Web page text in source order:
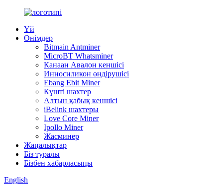
Үй
Өнімдер
Bitmain Antminer
MicroBT Whatsminer
Канаан Авалон кеншісі
Инносиликон өндірушісі
Ebang Ebit Miner
Күшті шахтер
Алтын қабық кеншісі
iBelink шахтеры
Love Core Miner
Ipollo Miner
Жасминер
Жаңалықтар
Біз туралы
Бізбен хабарласыңы
English